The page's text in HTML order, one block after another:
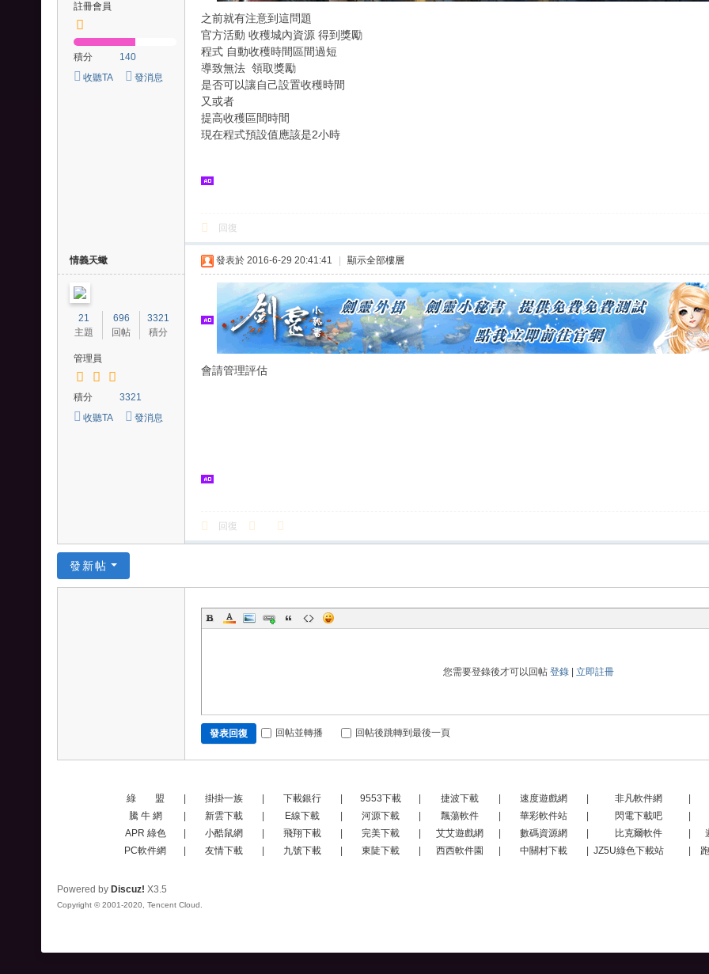
、
註冊會員
積分
140
收聽TA
發消息
之前就有注意到這問題
官方活動 收穫城內資源 得到獎勵
程式 自動收穫時間區間過短
導致無法 領取獎勵
是否可以讓自己設置收穫時間
又或者
提高收穫區間時間
現在程式預設值應該是2小時
回復
情義天蠍
21
主題
696
回帖
3321
積分
管理員
積分
3321
收聽TA
發消息
發表於 2016-6-29 20:41:41 顯示全部樓層
會請管理評估
回復
發新帖
您需要登錄後才可以回帖 登錄| 立即註冊
發表回復 回帖並轉播 回帖後跳轉到最後一頁
綠 盟 掛掛一族 下載銀行 9553下載 捷波下載 速度遊戲網 非凡軟件網
騰 牛 網
新雲下載 E線下載 河源下載 飄蕩軟件 華彩軟件站 閃電下載吧
APR 綠色
小酷鼠網 飛翔下載 完美下載 艾艾遊戲網 數碼資源網 比克爾軟件
PC軟件網
友情下載 九號下載 東陡下載 西西軟件園 中關村下載 JZ5U綠色下載站
Powered by Discuz! X3.5
Copyright © 2001-2020, Tencent Cloud.